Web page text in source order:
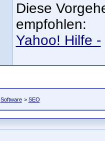
Diese
empfohlen:
Yahoo! Hilfe -
Software > SEO